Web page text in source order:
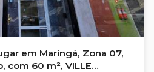
em Maringá, Zona 07,
com 60 m², VILLE